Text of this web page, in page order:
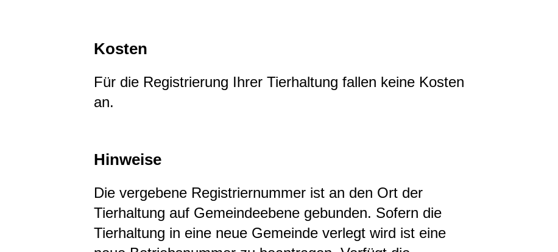
Kosten
Für die Registrierung Ihrer Tierhaltung fallen keine Kosten
an.
Hinweise
Die vergebene Registriernummer ist an den Ort der
Tierhaltung auf Gemeindeebene gebunden. Sofern die
Tierhaltung in eine neue Gemeinde verlegt wird ist eine